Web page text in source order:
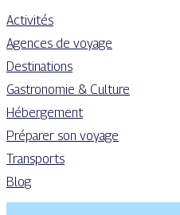
Activités
Agences de voyage
Destinations
Gastronomie & Culture
Hébergement
Préparer son voyage
Transports
Blog